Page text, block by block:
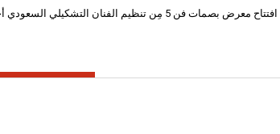
افتتاح معرض بصمات فن 5 مِن تنظيم الفنان التشكيلي السعودي أحمد معوض